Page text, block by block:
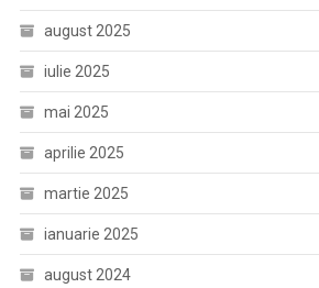
august 2025
iulie 2025
mai 2025
aprilie 2025
martie 2025
ianuarie 2025
august 2024